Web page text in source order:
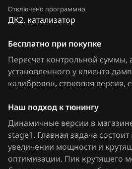
Exeed
Extreme moto
FAW
Fiat
Ford
Forthing
Foton
GAC
Отключено программно
ДК2, катализатор
Бесплатно при покупке
Пересчет контрольной суммы,
установленного у клиента
калибровок, стоковая версия,
Наш подход к тюнингу
Динамичные версии в
stage1. Главная задача
увеличении мощности и
оптимизации. Пик крутящего